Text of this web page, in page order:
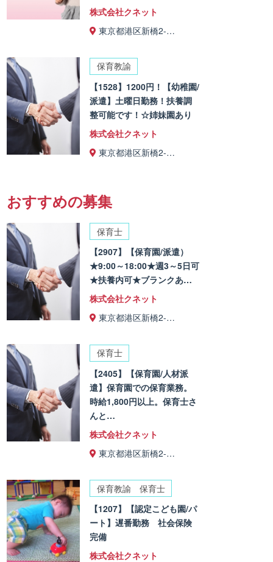
株式会社クネット
東京都港区新橋2-…
保育教諭
【1528】1200円！【幼稚園/
派遣】土曜日勤務！扶養調
整可能です！☆姉妹園あり
株式会社クネット
東京都港区新橋2-…
おすすめの募集
保育士
【2907】【保育園/派遣）
★9:00～18:00★週3～5日可
★扶養内可★ブランクあ…
株式会社クネット
東京都港区新橋2-…
保育士
【2405】【保育園/人材派
遣】保育園での保育業務。
時給1,800円以上。保育士さ
んと…
株式会社クネット
東京都港区新橋2-…
保育教諭 保育士
【1207】【認定こども園/パ
ート】遅番勤務 社会保険
完備
株式会社クネット